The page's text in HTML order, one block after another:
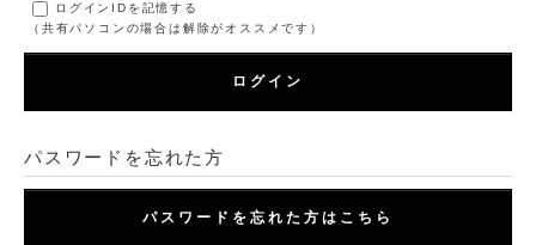
ログインIDを記憶する
（共有パソコンの場合は解除がオススメです）
ログイン
パスワードを忘れた方
パスワードを忘れた方はこちら